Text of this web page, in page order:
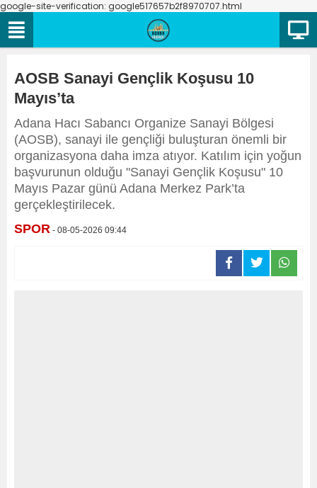
google-site-verification: google517657b2f8970707.html
AOSB Sanayi Gençlik Koşusu 10
Mayıs’ta
Adana Hacı Sabancı Organize Sanayi Bölgesi
(AOSB), sanayi ile gençliği buluşturan önemli bir
organizasyona daha imza atıyor. Katılım için yoğun
başvurunun olduğu "Sanayi Gençlik Koşusu" 10
Mayıs Pazar günü Adana Merkez Park’ta
gerçekleştirilecek.
SPOR - 08-05-2026 09:44